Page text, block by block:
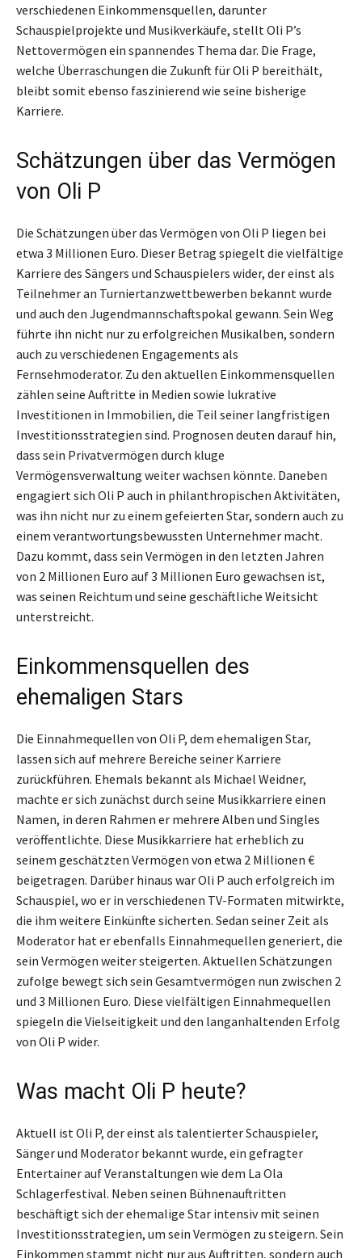
verschiedenen Einkommensquellen, darunter
Schauspielprojekte und Musikverkäufe, stellt Oli P’s
Nettovermögen ein spannendes Thema dar. Die Frage,
welche Überraschungen die Zukunft für Oli P bereithält,
bleibt somit ebenso faszinierend wie seine bisherige
Karriere.
Schätzungen über das Vermögen
von Oli P
Die Schätzungen über das Vermögen von Oli P liegen bei
etwa 3 Millionen Euro. Dieser Betrag spiegelt die vielfältige
Karriere des Sängers und Schauspielers wider, der einst als
Teilnehmer an Turniertanzwettbewerben bekannt wurde
und auch den Jugendmannschaftspokal gewann. Sein Weg
führte ihn nicht nur zu erfolgreichen Musikalben, sondern
auch zu verschiedenen Engagements als
Fernsehmoderator. Zu den aktuellen Einkommensquellen
zählen seine Auftritte in Medien sowie lukrative
Investitionen in Immobilien, die Teil seiner langfristigen
Investitionsstrategien sind. Prognosen deuten darauf hin,
dass sein Privatvermögen durch kluge
Vermögensverwaltung weiter wachsen könnte. Daneben
engagiert sich Oli P auch in philanthropischen Aktivitäten,
was ihn nicht nur zu einem gefeierten Star, sondern auch zu
einem verantwortungsbewussten Unternehmer macht.
Dazu kommt, dass sein Vermögen in den letzten Jahren
von 2 Millionen Euro auf 3 Millionen Euro gewachsen ist,
was seinen Reichtum und seine geschäftliche Weitsicht
unterstreicht.
Einkommensquellen des
ehemaligen Stars
Die Einnahmequellen von Oli P, dem ehemaligen Star,
lassen sich auf mehrere Bereiche seiner Karriere
zurückführen. Ehemals bekannt als Michael Weidner,
machte er sich zunächst durch seine Musikkarriere einen
Namen, in deren Rahmen er mehrere Alben und Singles
veröffentlichte. Diese Musikkarriere hat erheblich zu
seinem geschätzten Vermögen von etwa 2 Millionen €
beigetragen. Darüber hinaus war Oli P auch erfolgreich im
Schauspiel, wo er in verschiedenen TV-Formaten mitwirkte,
die ihm weitere Einkünfte sicherten. Sedan seiner Zeit als
Moderator hat er ebenfalls Einnahmequellen generiert, die
sein Vermögen weiter steigerten. Aktuellen Schätzungen
zufolge bewegt sich sein Gesamtvermögen nun zwischen 2
und 3 Millionen Euro. Diese vielfältigen Einnahmequellen
spiegeln die Vielseitigkeit und den langanhaltenden Erfolg
von Oli P wider.
Was macht Oli P heute?
Aktuell ist Oli P, der einst als talentierter Schauspieler,
Sänger und Moderator bekannt wurde, ein gefragter
Entertainer auf Veranstaltungen wie dem La Ola
Schlagerfestival. Neben seinen Bühnenauftritten
beschäftigt sich der ehemalige Star intensiv mit seinen
Investitionsstrategien, um sein Vermögen zu steigern. Sein
Einkommen stammt nicht nur aus Auftritten, sondern auch